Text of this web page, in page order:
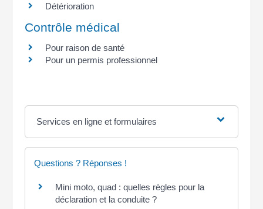
Détérioration
Contrôle médical
Pour raison de santé
Pour un permis professionnel
Services en ligne et formulaires
Questions ? Réponses !
Mini moto, quad : quelles règles pour la
déclaration et la conduite ?